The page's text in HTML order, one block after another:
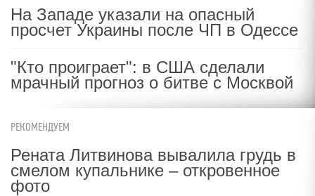
На Западе указали на опасный
просчет Украины после ЧП в Одессе
"Кто проиграет": в США сделали
мрачный прогноз о битве с Москвой
РЕКОМЕНДУЕМ
Рената Литвинова вывалила грудь в
смелом купальнике – откровенное
фото